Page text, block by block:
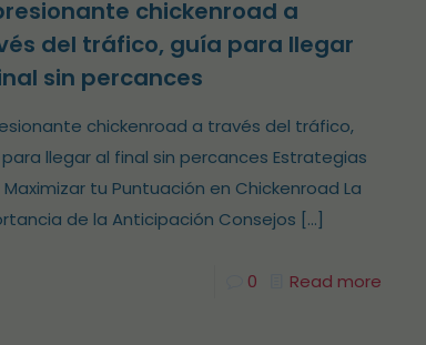
chickenroad a
del tráfico, guía para llegar
sin percances
chickenroad a través del tráfico,
llegar al final sin percances Estrategias
tu Puntuación en Chickenroad La
de la Anticipación Consejos […]
0 Read more